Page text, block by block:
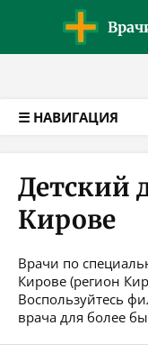
☰ НАВИГАЦИЯ
Детский
Кирове
Врачи по
Кирове (регион
Воспользуйтесь
врача для более